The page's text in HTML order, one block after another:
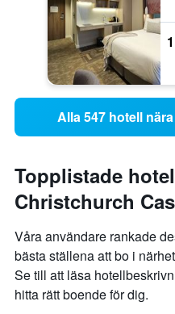
Alla 547 hotell
Topplistade
Christchurch
Våra användare rankade
bästa ställena att bo i
Se till att läsa
hitta rätt boende för dig.